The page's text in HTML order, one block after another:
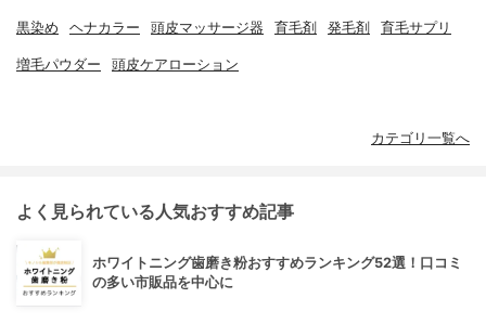
黒染め ヘナカラー 頭皮マッサージ器 育毛剤 発毛剤 育毛サプリ
増毛パウダー 頭皮ケアローション
カテゴリ一覧へ
よく見られている人気おすすめ記事
ホワイトニング歯磨き粉おすすめランキング52選！口コミ
の多い市販品を中心に